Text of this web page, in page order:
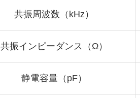
共振周波数（kHz）
共振インピーダンス（Ω）
静電容量（pF）